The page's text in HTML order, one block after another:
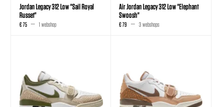
Jordan Legacy 312 Low "Sail Royal
Russet"
€ 75 1 webshop
Air Jordan Legacy 312 Low "Elephant
Swoosh"
€ 79 3 webshops